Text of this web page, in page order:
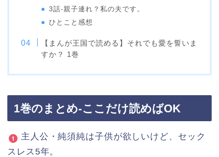
3話-親子連れ？私の夫です。
ひとこと感想
【まんが王国で読める】それでも愛を誓いま
すか？ 1巻
1巻のまとめ-ここだけ読めばOK
主人公・純須純は子供が欲しいけど、セック
スレス5年。